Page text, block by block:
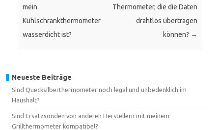
mein
Kühlschrankthermometer
wasserdicht ist?
Thermometer, die die Daten
drahtlos übertragen
können? →
Neueste Beiträge
Sind Quecksilberthermometer noch legal und unbedenklich im
Haushalt?
Sind Ersatzsonden von anderen Herstellern mit meinem
Grillthermometer kompatibel?